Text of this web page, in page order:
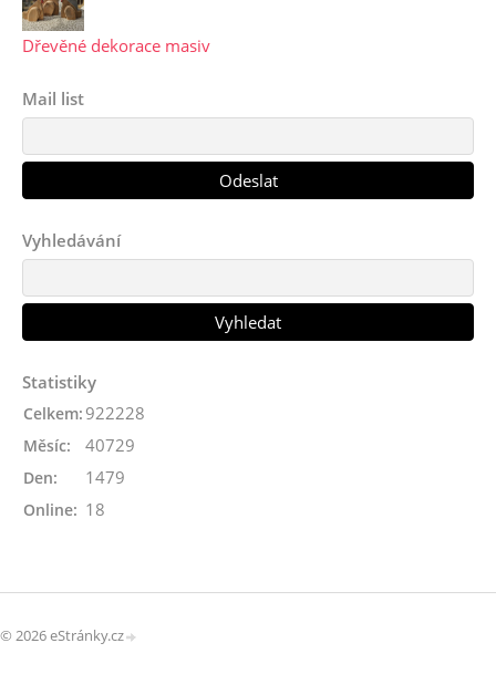
Dřevěné dekorace masiv
Mail list
Vyhledávání
Statistiky
Online: 18
Celkem: 922228
Měsíc: 40729
Den: 1479
© 2026 eStránky.cz